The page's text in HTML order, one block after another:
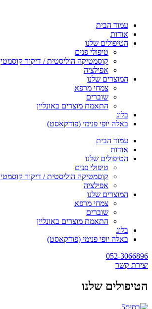
באלה
קוסמטיקה
BalaCosmetics
עמוד הבית
אודות
הטיפולים שלנו
טיפולי פנים
קוסמטיקה הוליסטית / דיקור קוסמטי
אפילציה
המוצרים שלנו
צמחי מרפא
שוברים
התאמת מוצרים באונליין
בלוג
באלה יופי פנימי (פודקאסט)
עמוד הבית
אודות
הטיפולים שלנו
טיפולי פנים
קוסמטיקה הוליסטית / דיקור קוסמטי
אפילציה
המוצרים שלנו
צמחי מרפא
שוברים
התאמת מוצרים באונליין
בלוג
באלה יופי פנימי (פודקאסט)
052-3066896
יצירת קשר
הטיפולים שלנו